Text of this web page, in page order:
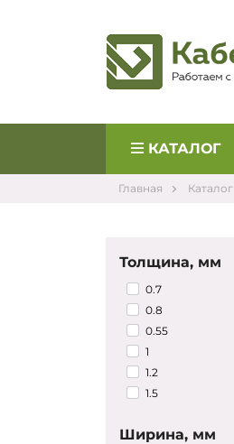
КАТАЛОГ
Главная Каталог
Толщина, мм
0.7
0.8
0.55
1
1.2
1.5
Ширина, мм